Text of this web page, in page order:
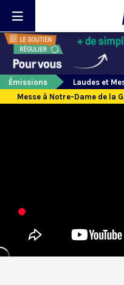
Émissions
Laudes et
Messe à Notre-Dame de la